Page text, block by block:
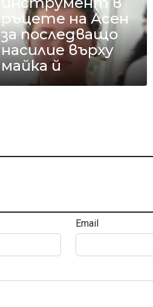
ръцете на Асен
за последващо
насилие върху
майка й
Email